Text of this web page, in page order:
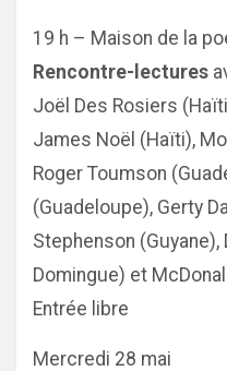
19 h – Maison de la
Rencontre-lectures
Joël Des Rosiers
James Noël (Haïti),
Roger Toumson
(Guadeloupe), Gerty
Stephenson (Guyane),
Domingue) et
Entrée libre
Mercredi 28 mai